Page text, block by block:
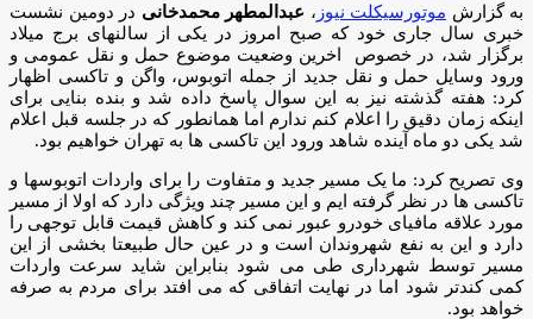
به گزارش موتورسیکلت نیوز ، عبدالمطهر محمدخانی در دومین نشست
خبری سال جاری خود که صبح امروز در یکی از سالنهای برج میلاد
برگزار شد، در خصوص اخرین وضعیت موضوع حمل و نقل عمومی و
ورود وسایل حمل و نقل جدید از جمله اتوبوس، واگن و تاکسی اظهار
کرد: هفته گذشته نیز به این سوال پاسخ داده شد و بنده بنایی برای
اینکه زمان دقیق را اعلام کنم ندارم اما همانطور که در جلسه قبل اعلام
شد یکی دو ماه آینده شاهد ورود این تاکسی ها به تهران خواهیم بود.
وی تصریح کرد: ما یک مسیر جدید و متفاوت را برای واردات اتوبوسها و
تاکسی ها در نظر گرفته ایم و این مسیر چند ویژگی دارد که اولا از مسیر
مورد علاقه مافیای خودرو عبور نمی کند و کاهش قیمت قابل توجهی را
دارد و این به نفع شهروندان است و در عین حال طبیعتا بخشی از این
مسیر توسط شهرداری طی می شود بنابراین شاید سرعت واردات
کمی کندتر شود اما در نهایت اتفاقی که می افتد برای مردم به صرفه
خواهد بود.